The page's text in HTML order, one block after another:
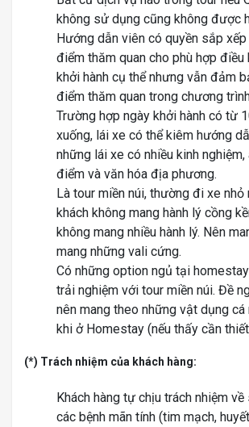
không sử dụng cũng không được
Hướng dẫn viên có quyền sắp
điểm thăm quan cho phù hợp điều
khởi hành cụ thể nhưng vẫn đảm
điểm thăm quan trong chương
Trường hợp ngày khởi hành có từ
xuống, lái xe có thể kiêm hướng
những lái xe có nhiều kinh nghiệm,
điểm và văn hóa địa phương.
Là tour miền núi, thường đi xe nhỏ
khách không mang hành lý cồng
không mang nhiều hành lý. Nên
mang những vali cứng.
Có những option ngủ tại
trải nghiệm với tour miền núi. Đề
nên mang theo những vật dụng cá
khi ở Homestay (nếu thấy cần
(*) Trách nhiệm của khách hàng:
Khách hàng tự chịu trách nhiệm
các bệnh mãn tính (tim mạch,